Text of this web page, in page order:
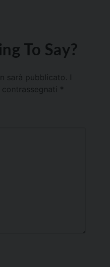
To Say?
sarà pubblicato.
*